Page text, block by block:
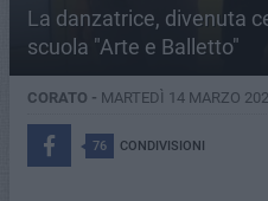
La danzatrice, divenuta
scuola "Arte e Balletto"
CORATO - MARTEDÌ 14 MARZO
76 CONDIVISIONI